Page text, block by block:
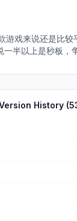
戏来说还是比
半以上是秒板
History (